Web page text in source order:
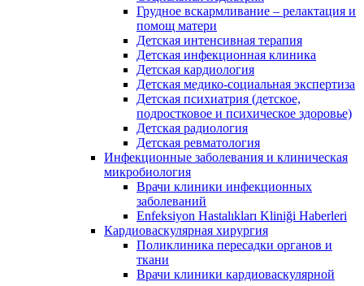
Грудное вскармливание – релактация и
помощ матери
Детская интенсивная терапия
Детская инфекционная клиника
Детская кардиология
Детская медико-социальная экспертиза
Детская психиатрия (детское,
подростковое и психическое здоровье)
Детская радиология
Детская ревматология
Инфекционные заболевания и клиническая
микробиология
Врачи клиники инфекционных
заболеваний
Enfeksiyon Hastalıkları Kliniği Haberleri
Кардиоваскулярная хирургия
Поликлиника пересадки органов и
ткани
Врачи клиники кардиоваскулярной